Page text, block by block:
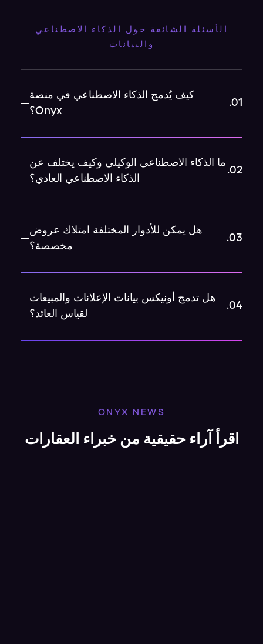
الأسئلة الشائعة حول الذكاء الاصطناعي
والبيانات
01.
كيف يُدمج الذكاء الاصطناعي في منصة
Onyx؟
02.
ما الذكاء الاصطناعي الوكيلي وكيف يختلف عن
الذكاء الاصطناعي العادي؟
03.
هل يمكن للأدوار المختلفة امتلاك عروض
مخصصة؟
04.
هل تدمج أونيكس بيانات الإعلانات والمبيعات
لقياس العائد؟
ONYX NEWS
اقرأ آراء حقيقية من خبراء العقارات